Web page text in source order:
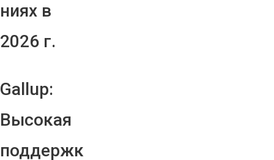
ниях в
2026 г.
Gallup:
Высокая
поддержк